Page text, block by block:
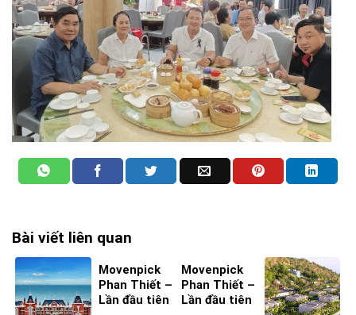
Bài viết liên quan
Movenpick
Phan Thiết –
Lần đầu tiên
Movenpick
Phan Thiết –
Lần đầu tiên